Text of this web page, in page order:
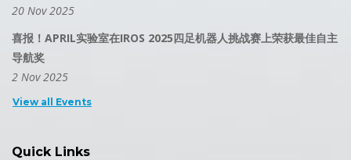
20 Nov 2025
喜报！APRIL实验室在IROS 2025四足机器人挑战赛上荣获最佳自主
导航奖
2 Nov 2025
View all Events
Quick Links